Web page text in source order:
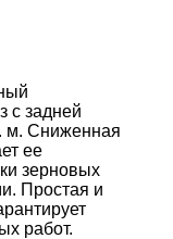
с задней
м. Сниженная
ее
зерновых
Простая и
работ.